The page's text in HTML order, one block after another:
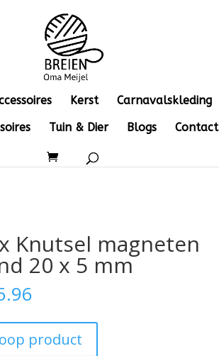
Kerst Carnavalskleding
Tuin & Dier Blogs Contact
Knutsel magneten
20 x 5 mm
product